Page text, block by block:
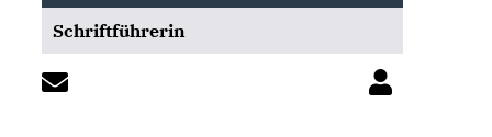
Schriftführerin